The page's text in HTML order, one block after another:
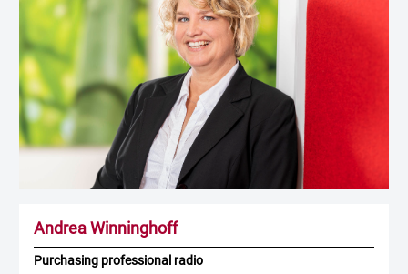
Andrea Winninghoff
Purchasing professional radio